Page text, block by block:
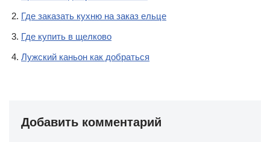
Где заказать кухню на заказ ельце
Где купить в щелково
Лужский каньон как добраться
Добавить комментарий